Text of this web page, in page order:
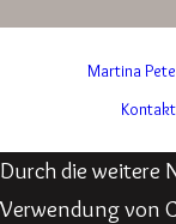
Martina
Kontakt
Durch die weitere
Verwendung von